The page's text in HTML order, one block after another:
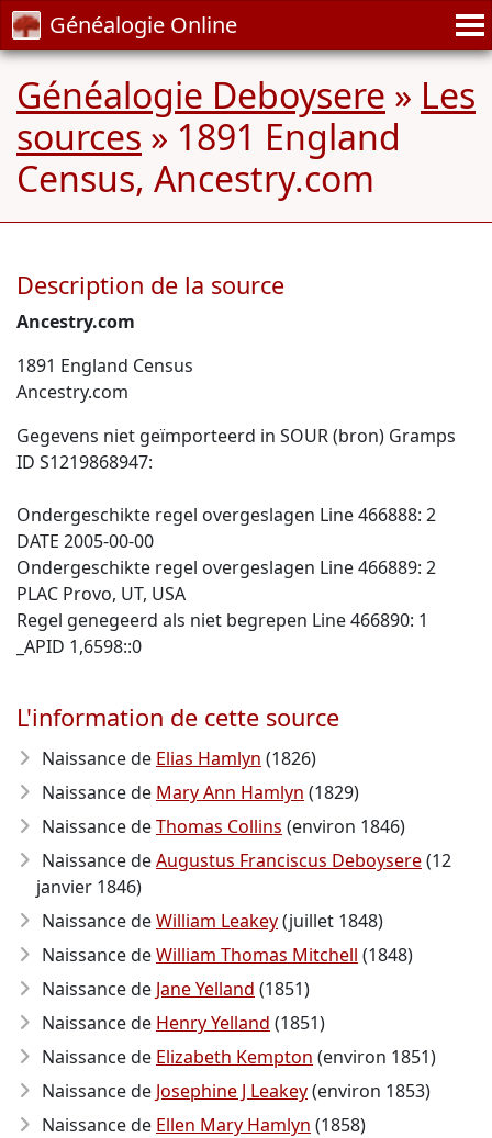
Généalogie Online
Généalogie Deboysere » Les
sources » 1891 England
Census, Ancestry.com
Description de la source
Ancestry.com
1891 England Census
Ancestry.com
Gegevens niet geïmporteerd in SOUR (bron) Gramps
ID S1219868947:
Ondergeschikte regel overgeslagen Line 466888: 2
DATE 2005-00-00
Ondergeschikte regel overgeslagen Line 466889: 2
PLAC Provo, UT, USA
Regel genegeerd als niet begrepen Line 466890: 1
_APID 1,6598::0
L'information de cette source
Naissance de Elias Hamlyn (1826)
Naissance de Mary Ann Hamlyn (1829)
Naissance deThomas Collins (environ 1846)
Naissance deAugustus Franciscus Deboysere(12
janvier 1846)
Naissance deWilliam Leakey(juillet 1848)
Naissance deWilliam Thomas Mitchell (1848)
Naissance de Jane Yelland (1851)
Naissance de Henry Yelland (1851)
Naissance de Elizabeth Kempton (environ 1851)
Naissance de Josephine J Leakey(environ 1853)
Naissance de Ellen Mary Hamlyn (1858)